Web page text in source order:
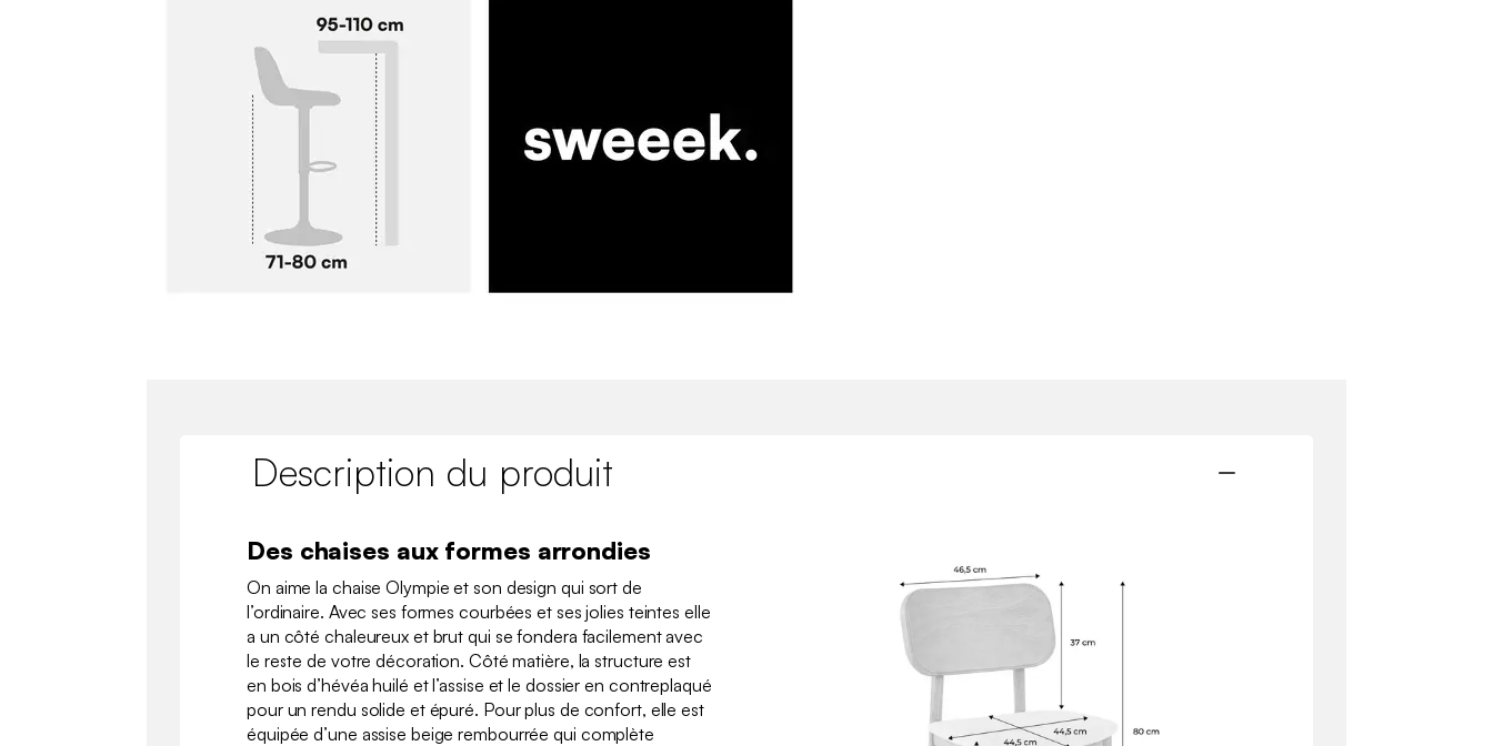
Description du produit
Des chaises aux formes arrondies
On aime la chaise Olympie et son design qui sort de
l’ordinaire. Avec ses formes courbées et ses jolies teintes elle
a un côté chaleureux et brut qui se fondera facilement avec
le reste de votre décoration. Côté matière, la structure est
en bois d’hévéa huilé et l’assise et le dossier en contreplaqué
pour un rendu solide et épuré. Pour plus de confort, elle est
équipée d’une assise beige rembourrée qui complète